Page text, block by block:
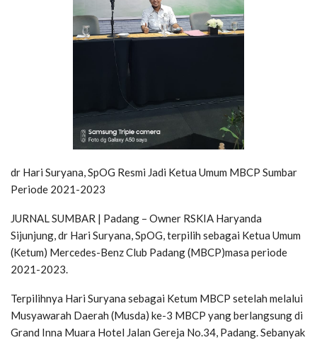
dr Hari Suryana, SpOG Resmi Jadi Ketua Umum MBCP Sumbar
Periode 2021-2023
JURNAL SUMBAR | Padang – Owner RSKIA Haryanda
Sijunjung, dr Hari Suryana, SpOG, terpilih sebagai Ketua Umum
(Ketum) Mercedes-Benz Club Padang (MBCP)masa periode
2021-2023.
Terpilihnya Hari Suryana sebagai Ketum MBCP setelah melalui
Musyawarah Daerah (Musda) ke-3 MBCP yang berlangsung di
Grand Inna Muara Hotel Jalan Gereja No.34, Padang. Sebanyak